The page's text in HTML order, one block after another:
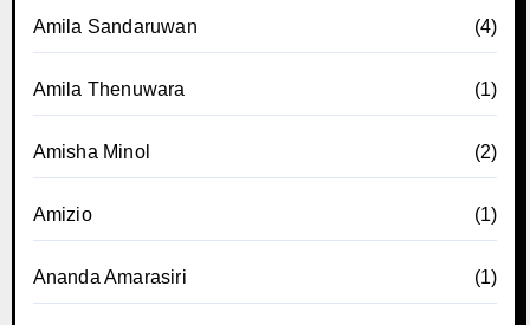
Amila Sandaruwan (4)
Amila Thenuwara (1)
Amisha Minol (2)
Amizio (1)
Ananda Amarasiri (1)